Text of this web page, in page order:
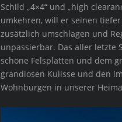
Schild „4×4“ und „high
umkehren, will er seinen
zusätzlich umschlagen und
unpassierbar. Das aller letzte
schöne Felsplatten und dem
grandiosen Kulisse und den
Wohnburgen in unserer